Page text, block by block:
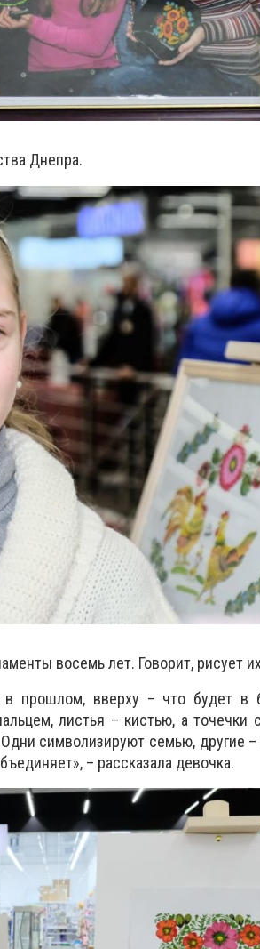
Днепра.
восемь лет. Говорит, рисует
прошлом, вверху – что будет в
листья – кистью, а точечки
символизируют семью, другие
– рассказала девочка.